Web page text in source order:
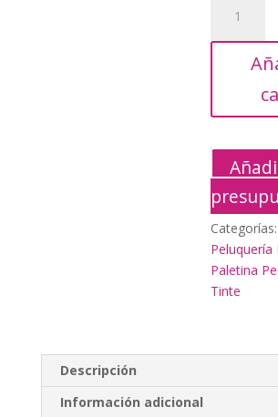
Pequeña
para
Categorías:
Peluquería
Paletina
Tinte
Descripción
Información adicional